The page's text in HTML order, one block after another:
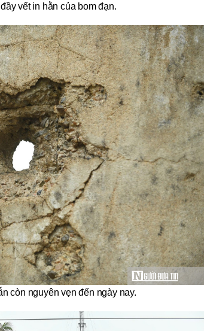
vết in hằn của bom đạn.
còn nguyên vẹn đến ngày nay.